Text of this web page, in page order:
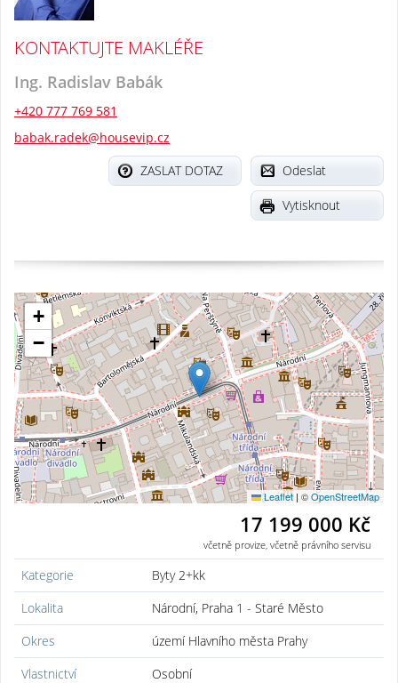
KONTAKTUJTE MAKLÉŘE
Ing. Radislav Babák
+420 777 769 581
babak.radek@housevip.cz
Odeslat
ZASLAT DOTAZ
Vytisknout
+
−
Leaflet | ©OpenStreetMap
17 199 000 Kč
včetně provize, včetně právního servisu
Kategorie
Byty 2+kk
Lokalita
Národní, Praha 1 - Staré Město
Okres
území Hlavního města Prahy
Vlastnictví
Osobní